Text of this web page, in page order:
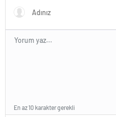
En az 10 karakter gerekli